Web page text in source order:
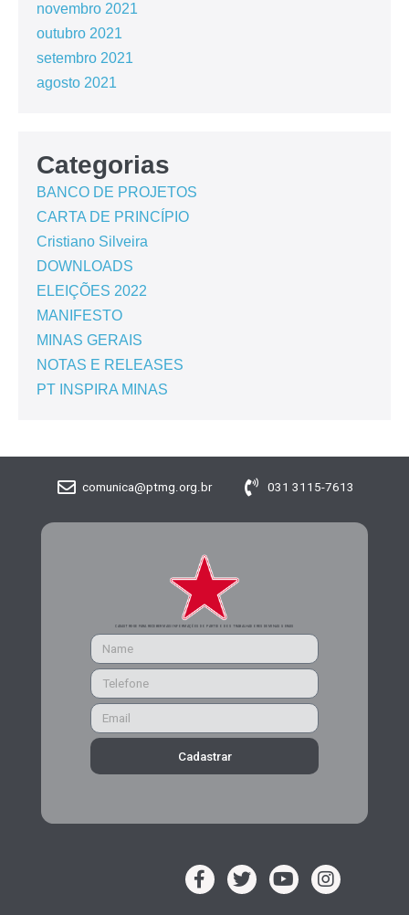
novembro 2021
outubro 2021
setembro 2021
agosto 2021
Categorias
BANCO DE PROJETOS
CARTA DE PRINCÍPIO
Cristiano Silveira
DOWNLOADS
ELEIÇÕES 2022
MANIFESTO
MINAS GERAIS
NOTAS E RELEASES
PT INSPIRA MINAS
comunica@ptmg.org.br 031 3115-7613
CADASTRE-SE PARA RECEBER MAIS INFORMAÇÕES DO PARTIDO DOS TRABALHADORES DE MINAS GERAIS
Cadastrar